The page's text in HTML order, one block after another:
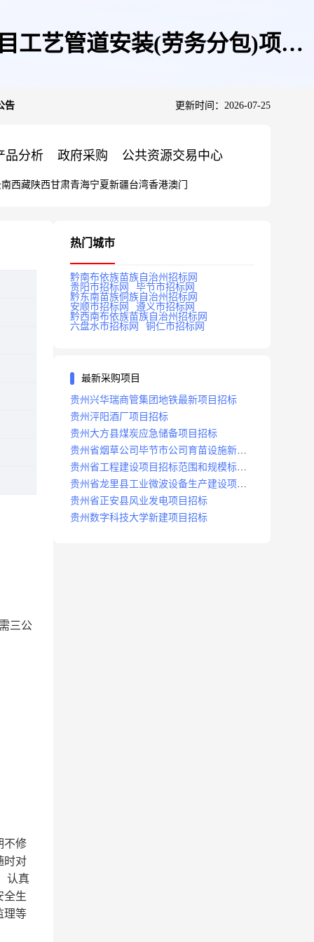
工艺管道安装(劳务分包)项目
告 更新时间：2026-07-25
品分析 政府采购 公共资源交易中心
西藏陕西甘肃青海宁夏新疆台湾香港澳门
三公
不修
时对
认真
全生
理等
热门城市
黔南布依族苗族自治州招标网
贵阳市招标网
毕节市招标网
黔东南苗族侗族自治州招标网
安顺市招标网
遵义市招标网
黔西南布依族苗族自治州招标网
六盘水市招标网
铜仁市招标网
最新采购项目
贵州兴华瑞商管集团地铁最新项目招标
贵州泙阳酒厂项目招标
贵州大方县煤炭应急储备项目招标
贵州省烟草公司毕节市公司育苗设施新建
及修复项目招标公告
贵州省工程建设项目招标范围和规模标准
规定
贵州省龙里县工业微波设备生产建设项目
招标
贵州省正安县风业发电项目招标
贵州数字科技大学新建项目招标